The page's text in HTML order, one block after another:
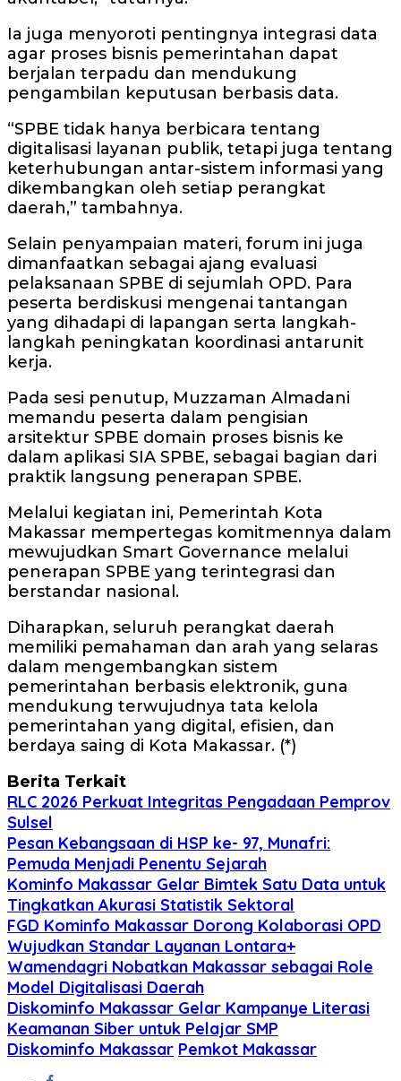
Ia juga menyoroti pentingnya integrasi data
agar proses bisnis pemerintahan dapat
berjalan terpadu dan mendukung
pengambilan keputusan berbasis data.
“SPBE tidak hanya berbicara tentang
digitalisasi layanan publik, tetapi juga tentang
keterhubungan antar-sistem informasi yang
dikembangkan oleh setiap perangkat
daerah,” tambahnya.
Selain penyampaian materi, forum ini juga
dimanfaatkan sebagai ajang evaluasi
pelaksanaan SPBE di sejumlah OPD. Para
peserta berdiskusi mengenai tantangan
yang dihadapi di lapangan serta langkah-
langkah peningkatan koordinasi antarunit
kerja.
Pada sesi penutup, Muzzaman Almadani
memandu peserta dalam pengisian
arsitektur SPBE domain proses bisnis ke
dalam aplikasi SIA SPBE, sebagai bagian dari
praktik langsung penerapan SPBE.
Melalui kegiatan ini, Pemerintah Kota
Makassar mempertegas komitmennya dalam
mewujudkan Smart Governance melalui
penerapan SPBE yang terintegrasi dan
berstandar nasional.
Diharapkan, seluruh perangkat daerah
memiliki pemahaman dan arah yang selaras
dalam mengembangkan sistem
pemerintahan berbasis elektronik, guna
mendukung terwujudnya tata kelola
pemerintahan yang digital, efisien, dan
berdaya saing di Kota Makassar. (*)
Berita Terkait
RLC 2026 Perkuat Integritas Pengadaan Pemprov
Sulsel
Pesan Kebangsaan di HSP ke- 97, Munafri:
Pemuda Menjadi Penentu Sejarah
Kominfo Makassar Gelar Bimtek Satu Data untuk
Tingkatkan Akurasi Statistik Sektoral
FGD Kominfo Makassar Dorong Kolaborasi OPD
Wujudkan Standar Layanan Lontara+
Wamendagri Nobatkan Makassar sebagai Role
Model Digitalisasi Daerah
Diskominfo Makassar Gelar Kampanye Literasi
Keamanan Siber untuk Pelajar SMP
Diskominfo Makassar Pemkot Makassar